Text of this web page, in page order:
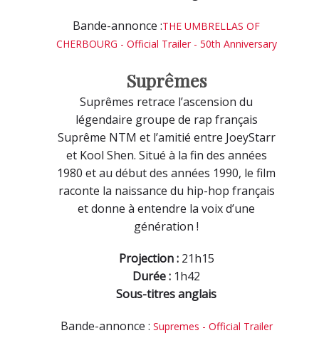
Bande-annonce :THE UMBRELLAS OF
CHERBOURG - Official Trailer - 50th Anniversary
Suprêmes
Suprêmes retrace l’ascension du
légendaire groupe de rap français
Suprême NTM et l’amitié entre JoeyStarr
et Kool Shen. Situé à la fin des années
1980 et au début des années 1990, le film
raconte la naissance du hip-hop français
et donne à entendre la voix d’une
génération !
Projection :21h15
Durée : 1h42
Sous-titres anglais
Bande-annonce : Supremes - Official Trailer